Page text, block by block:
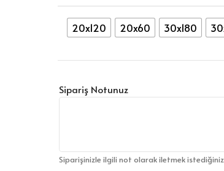
20x120 20x60 30x180
Sipariş Notunuz
Siparişinizle ilgili not olarak iletmek